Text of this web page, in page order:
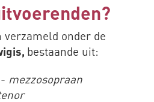
verzameld onder de
bestaande uit:
mezzosopraan